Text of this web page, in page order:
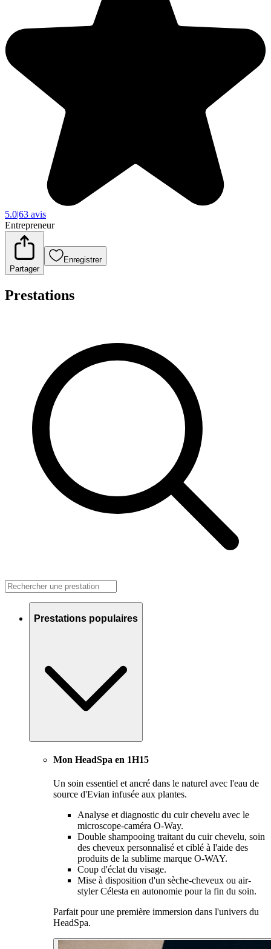
5.0|63 avis
Entrepreneur
Partager
Enregistrer
Prestations
Prestations populaires
Mon HeadSpa en 1H15
Un soin essentiel et ancré dans le naturel avec l'eau de
source d'Evian infusée aux plantes.
Analyse et diagnostic du cuir chevelu avec le
microscope-caméra O-Way.
Double shampooing traitant du cuir chevelu, soin
des cheveux personnalisé et ciblé à l'aide des
produits de la sublime marque O-WAY.
Coup d'éclat du visage.
Mise à disposition d'un sèche-cheveux ou air-
styler Célesta en autonomie pour la fin du soin.
Parfait pour une première immersion dans l'univers du
HeadSpa.